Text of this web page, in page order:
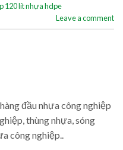
120 lít nhựa hdpe
Leave a comment
đầu nhựa công nghiệp
thùng nhựa, sóng
công nghiệp..